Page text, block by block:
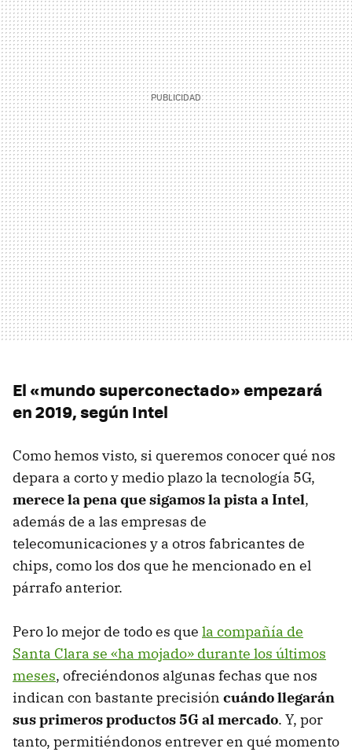
El «mundo superconectado» empezará
en 2019, según Intel
Como hemos visto, si queremos conocer qué nos
depara a corto y medio plazo la tecnología 5G,
merece la pena que sigamos la pista a Intel,
además de a las empresas de
telecomunicaciones y a otros fabricantes de
chips, como los dos que he mencionado en el
párrafo anterior.
Pero lo mejor de todo es que la compañía de
Santa Clara se «ha mojado» durante los últimos
meses, ofreciéndonos algunas fechas que nos
indican con bastante precisión cuándo llegarán
sus primeros productos 5G al mercado. Y, por
tanto, permitiéndonos entrever en qué momento